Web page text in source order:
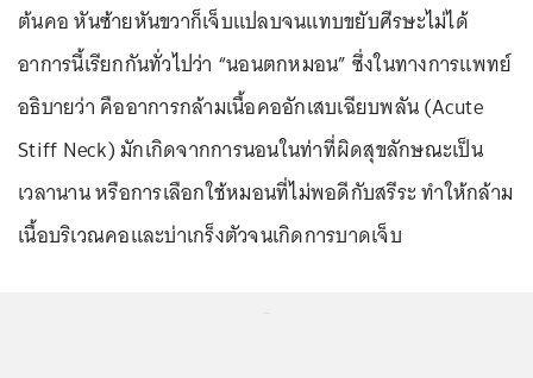
ต้นคอ หันซ้ายหันขวาก็เจ็บแปลบจนแทบขยับศีรษะไม่ได้
อาการนี้เรียกกันทั่วไปว่า “นอนตกหมอน” ซึ่งในทางการแพทย์
อธิบายว่า คืออาการกล้ามเนื้อคออักเสบเฉียบพลัน (Acute
Stiff Neck) มักเกิดจากการนอนในท่าที่ผิดสุขลักษณะเป็น
เวลานาน หรือการเลือกใช้หมอนที่ไม่พอดีกับสรีระ ทำให้กล้าม
เนื้อบริเวณคอและบ่าเกร็งตัวจนเกิดการบาดเจ็บ